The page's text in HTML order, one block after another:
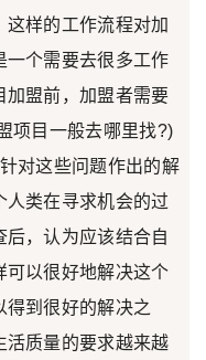
样的工作流程对加
一个需要去很多工作
加盟前，加盟者需要
项目一般去哪里找?)
对这些问题作出的解
类在寻求机会的过
，认为应该结合自
可以很好地解决这个
到很好的解决之
活质量的要求越来越